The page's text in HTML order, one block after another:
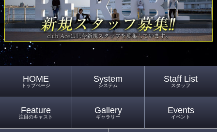
HOME
トップページ
System
システム
Staff List
スタッフ
Feature
注目のキャスト
Gallery
ギャラリー
Events
イベント